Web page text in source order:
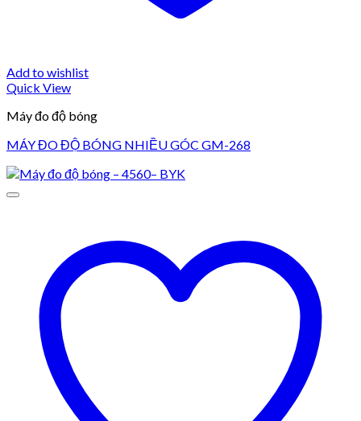
Add to wishlist
Quick View
Máy đo độ bóng
MÁY ĐO ĐỘ BÓNG NHIỀU GÓC GM-268